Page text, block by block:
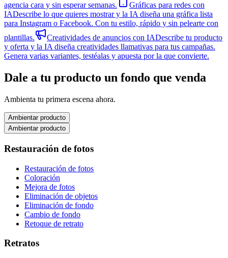
agencia cara y sin esperar semanas.
Gráficas para redes con
IADescribe lo que quieres mostrar y la IA diseña una gráfica lista
para Instagram o Facebook. Con tu estilo, rápido y sin pelearte con
plantillas.
Creatividades de anuncios con IADescribe tu producto
y oferta y la IA diseña creatividades llamativas para tus campañas.
Genera varias variantes, testéalas y apuesta por la que convierte.
Dale a tu producto un fondo que venda
Ambienta tu primera escena ahora.
Ambientar producto
Ambientar producto
Restauración de fotos
Restauración de fotos
Coloración
Mejora de fotos
Eliminación de objetos
Eliminación de fondo
Cambio de fondo
Retoque de retrato
Retratos